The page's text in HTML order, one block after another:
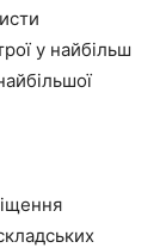
у найбільш